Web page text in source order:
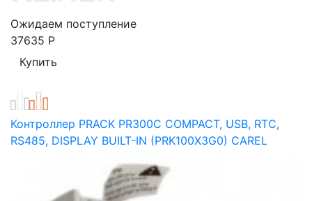
Ожидаем поступление
37635 Р
Контроллер PRACK PR300C COMPACT, USB, RTC,
RS485, DISPLAY BUILT-IN (PRK100X3G0) CAREL